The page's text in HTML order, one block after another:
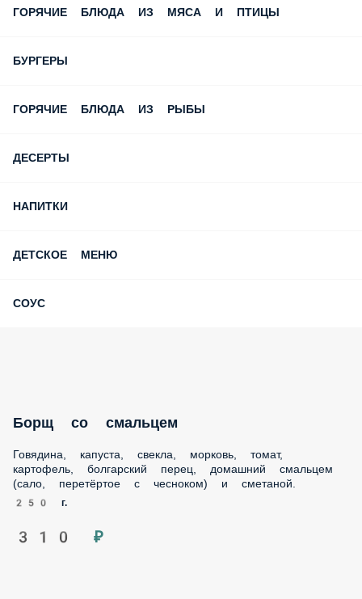
ГОРЯЧИЕ БЛЮДА ИЗ МЯСА И ПТИЦЫ
БУРГЕРЫ
ГОРЯЧИЕ БЛЮДА ИЗ РЫБЫ
ДЕСЕРТЫ
НАПИТКИ
ДЕТСКОЕ МЕНЮ
СОУС
Борщ со смальцем
Говядина, капуста, свекла, морковь, томат, картофель,
болгарский перец, домашний смальцем (сало, перетёртое
с чесноком) и сметаной.
250 г.
310 ₽